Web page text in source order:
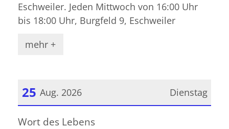
Eschweiler. Jeden Mittwoch von 16:00 Uhr
bis 18:00 Uhr, Burgfeld 9, Eschweiler
mehr +
Dienstag
25 Aug. 2026
Datum: 25. August 2026
Wort des Lebens